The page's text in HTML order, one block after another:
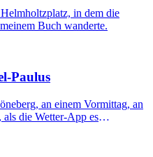
in dem die
Buch wanderte.
Paulus
an einem Vormittag, an
als die Wetter-App es